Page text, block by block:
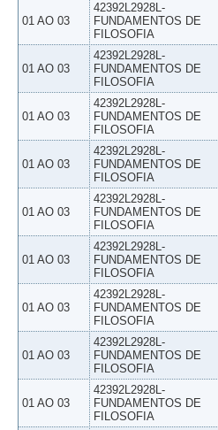
01 AO 03
42392L2928L-
FUNDAMENTOS DE
FILOSOFIA
01 AO 03
42392L2928L-
FUNDAMENTOS DE
FILOSOFIA
01 AO 03
42392L2928L-
FUNDAMENTOS DE
FILOSOFIA
01 AO 03
42392L2928L-
FUNDAMENTOS DE
FILOSOFIA
01 AO 03
42392L2928L-
FUNDAMENTOS DE
FILOSOFIA
01 AO 03
42392L2928L-
FUNDAMENTOS DE
FILOSOFIA
01 AO 03
42392L2928L-
FUNDAMENTOS DE
FILOSOFIA
01 AO 03
42392L2928L-
FUNDAMENTOS DE
FILOSOFIA
01 AO 03
42392L2928L-
FUNDAMENTOS DE
FILOSOFIA